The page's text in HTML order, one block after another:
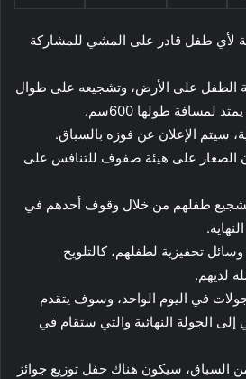
لأي طفل قادر على المشي للمشاركة
الطفل على الأرض، وتشجيعه على طوال
طولها 600سم.
سيتم الإعلان عن فوزه بالسباق.
الصغار على هيئة صفوف للتنافس على
بتشجيع طفلهم من خلال وقوف أحدهم في
تحفيزية لطفلهم، كالتلويح
لديهم.
في اليوم الواحد، وسوف يتقدم
إلى الجولة النهائية والتي ستقام في
السباق، سيكون هناك حفل توزيع جوائز